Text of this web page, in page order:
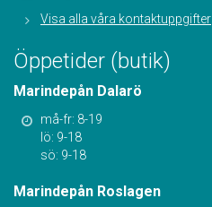
Visa alla våra kontaktuppgifter
Öppetider (butik)
Marindepån Dalarö
må-fr: 8-19
lö: 9-18
sö: 9-18
Marindepån Roslagen